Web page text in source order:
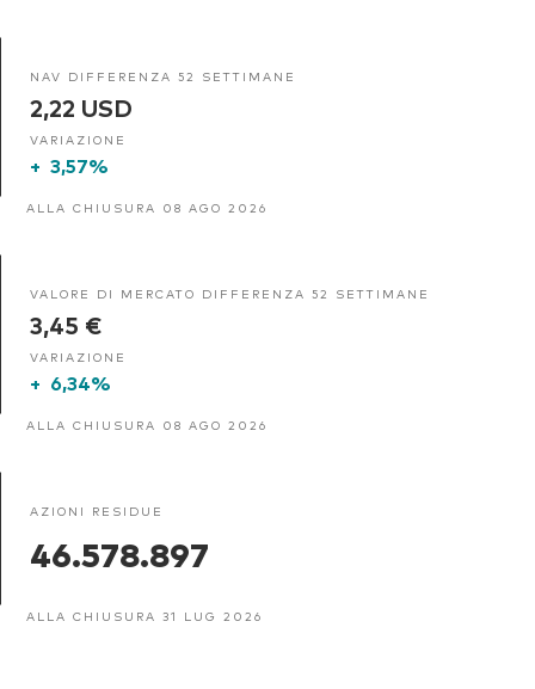
NAV DIFFERENZA 52 SETTIMANE
2,22 USD
VARIAZIONE
+ 3,57%
ALLA CHIUSURA 08 AGO 2026
VALORE DI MERCATO DIFFERENZA 52 SETTIMANE
3,45 €
VARIAZIONE
+ 6,34%
ALLA CHIUSURA 08 AGO 2026
AZIONI RESIDUE
46.578.897
ALLA CHIUSURA 31 LUG 2026